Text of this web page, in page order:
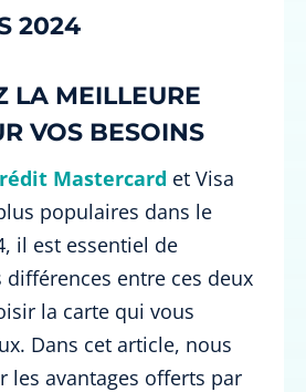
2024
LA MEILLEURE
VOS BESOINS
Mastercard et Visa
populaires dans le
il est essentiel de
entre ces deux
la carte qui vous
Dans cet article, nous
les avantages offerts par